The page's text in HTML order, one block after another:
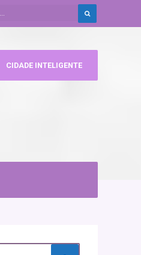
CIDADE INTELIGENTE